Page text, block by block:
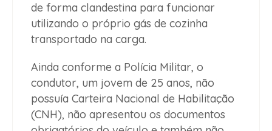
de forma clandestina para funcionar
utilizando o próprio gás de cozinha
transportado na carga.
Ainda conforme a Polícia Militar, o
condutor, um jovem de 25 anos, não
possuía Carteira Nacional de Habilitação
(CNH), não apresentou os documentos